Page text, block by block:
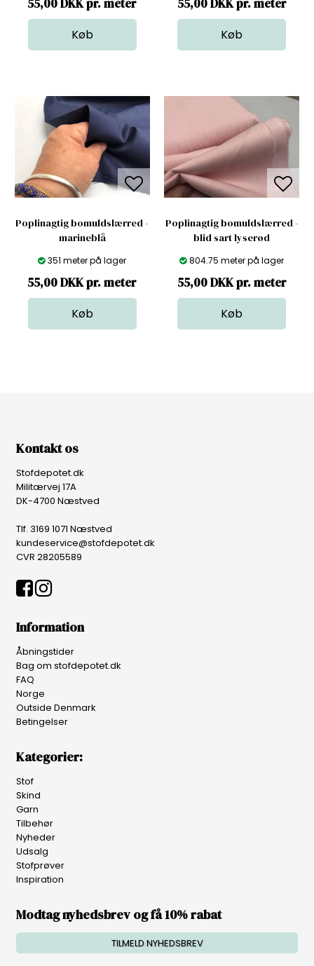
55,00 DKK pr. meter 55,00 DKK pr. meter
Poplinagtig bomuldslærred -
marineblå
351 meter på lager
55,00 DKK pr. meter
Poplinagtig bomuldslærred -
blid sart lyserød
804.75 meter på lager
55,00 DKK pr. meter
Kontakt os
Stofdepotet.dk
Militærvej 17A
DK-4700 Næstved
Tlf. 3169 1071 Næstved
kundeservice@stofdepotet.dk
CVR 28205589
Information
Åbningstider
Bag om stofdepotet.dk
FAQ
Norge
Outside Denmark
Betingelser
Kategorier:
Stof
Skind
Garn
Tilbehør
Nyheder
Udsalg
Stofprøver
Inspiration
Modtag nyhedsbrev og få 10% rabat
TILMELD NYHEDSBREV